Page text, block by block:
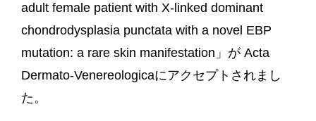
adult female patient with X-linked dominant
chondrodysplasia punctata with a novel EBP
mutation: a rare skin manifestation」が Acta
Dermato-Venereologicaにアクセプトされまし
た。